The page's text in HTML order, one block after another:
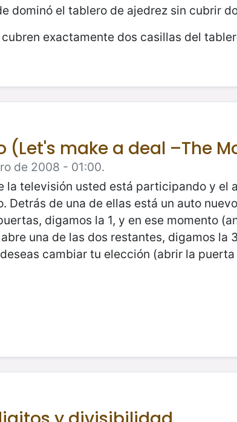
dominó el tablero de ajedrez sin cubrir
exactamente dos casillas del
make a deal –The
de 2008 - 01:00.
la televisión usted está participando y el
Detrás de una de ellas está un auto
digamos la 1, y en ese momento
una de las dos restantes, digamos la
cambiar tu elección (abrir la puerta